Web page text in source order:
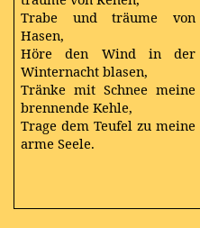
Trabe und träume von
Hasen,
Höre den Wind in der
Winternacht blasen,
Tränke mit Schnee meine
brennende Kehle,
Trage dem Teufel zu meine
arme Seele.